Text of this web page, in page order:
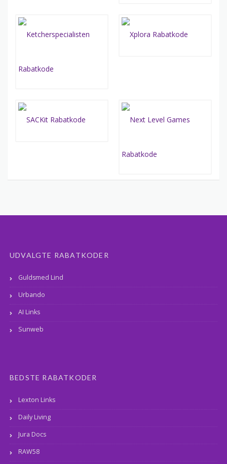
UDVALGTE RABATKODER
Guldsmed Lind
Urbando
AI Links
Sunweb
BEDSTE RABATKODER
Lexton Links
Daily Living
Jura Docs
RAW58